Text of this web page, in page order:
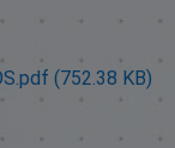
(752.38 KB)